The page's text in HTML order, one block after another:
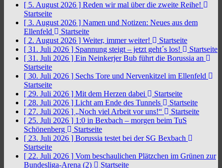
[ 5. August 2026 ] Reden wir mal über die zweite Reihe!
Startseite
[ 3. August 2026 ] Namen und Notizen: Neues aus dem
Ellenfeld
Startseite
[ 2. August 2026 ] Weiter, immer weiter!
Startseite
[ 31. Juli 2026 ] Spannung steigt – jetzt geht´s los!
Startseite
[ 31. Juli 2026 ] Ein Neinkerjer Bub führt die Borussia an
Startseite
[ 30. Juli 2026 ] Sechs Tore und Nervenkitzel im Ellenfeld
Startseite
[ 29. Juli 2026 ] Mit dem Herzen dabei
Startseite
[ 28. Juli 2026 ] Licht am Ende des Tunnels
Startseite
[ 27. Juli 2026 ] „Noch viel Arbeit vor uns!“
Startseite
[ 25. Juli 2026 ] 1:0 in Bexbach – morgen beim TuS
Schönenberg
Startseite
[ 23. Juli 2026 ] Borussia testet bei der SG Bexbach
Startseite
[ 22. Juli 2026 ] Vom beschaulichen Plätzchen im Grünen zur
Bundesliga-Arena (2)
Startseite